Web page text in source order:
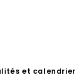
et calendrier